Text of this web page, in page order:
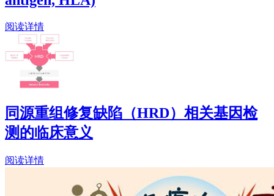
阅读详情
同源重组修复缺陷（HRD）相关基因检
测的临床意义
阅读详情